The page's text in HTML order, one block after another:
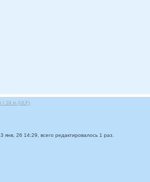
/ 24 in (ULF)
янв, 26 14:29, всего редактировалось 1 раз.